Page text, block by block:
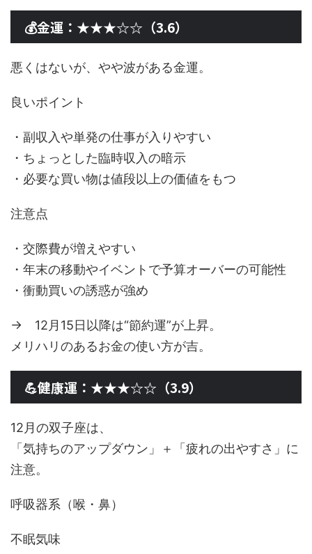
💰金運：★★★☆☆（3.6）
悪くはないが、やや波がある金運。
良いポイント
・副収入や単発の仕事が入りやすい
・ちょっとした臨時収入の暗示
・必要な買い物は値段以上の価値をもつ
注意点
・交際費が増えやすい
・年末の移動やイベントで予算オーバーの可能性
・衝動買いの誘惑が強め
→ 12月15日以降は“節約運”が上昇。
メリハリのあるお金の使い方が吉。
💪健康運：★★★☆☆（3.9）
12月の双子座は、
「気持ちのアップダウン」＋「疲れの出やすさ」に
注意。
呼吸器系（喉・鼻）
不眠気味